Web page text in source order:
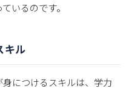
いるのです。
キル
につけるスキルは、学力